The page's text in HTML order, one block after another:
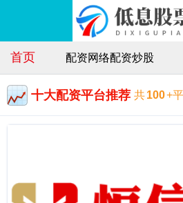
首页 配资网络配资炒股
十大配资平台推荐 共100+